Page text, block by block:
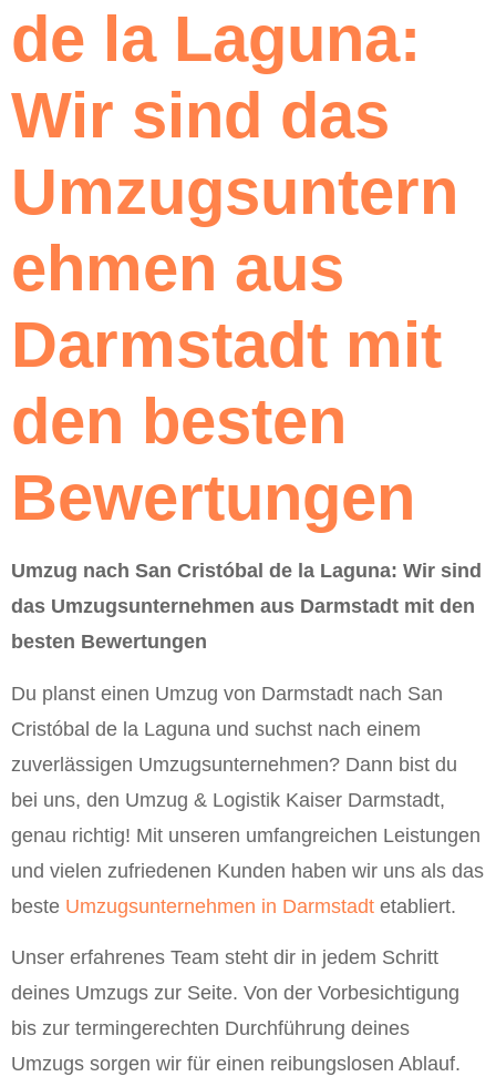
de la Laguna:
Wir sind das
Umzugsuntern
ehmen aus
Darmstadt mit
den besten
Bewertungen
Umzug nach San Cristóbal de la Laguna: Wir sind
das Umzugsunternehmen aus Darmstadt mit den
besten Bewertungen
Du planst einen Umzug von Darmstadt nach San
Cristóbal de la Laguna und suchst nach einem
zuverlässigen Umzugsunternehmen? Dann bist du
bei uns, den Umzug & Logistik Kaiser Darmstadt,
genau richtig! Mit unseren umfangreichen Leistungen
und vielen zufriedenen Kunden haben wir uns als das
beste Umzugsunternehmen in Darmstadt etabliert.
Unser erfahrenes Team steht dir in jedem Schritt
deines Umzugs zur Seite. Von der Vorbesichtigung
bis zur termingerechten Durchführung deines
Umzugs sorgen wir für einen reibungslosen Ablauf.